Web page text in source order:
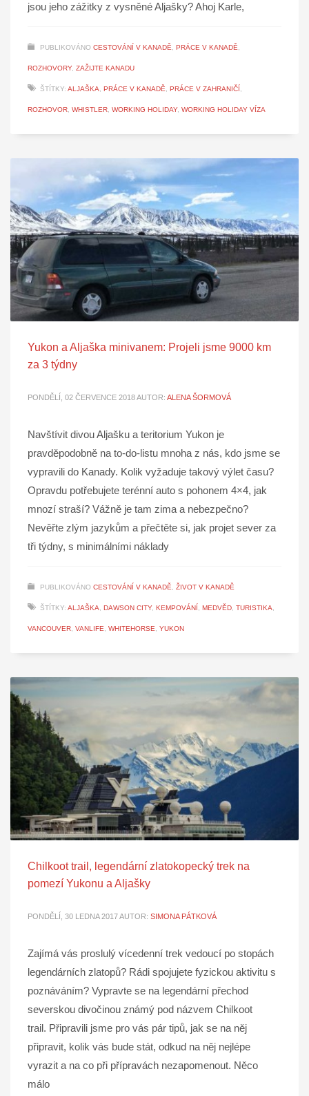
jsou jeho zážitky z vysněné Aljašky? Ahoj Karle,
PUBLIKOVÁNO CESTOVÁNÍ V KANADĚ, PRÁCE V KANADĚ,
ROZHOVORY, ZAŽIJTE KANADU
ŠTÍTKY: ALJAŠKA, PRÁCE V KANADĚ, PRÁCE V ZAHRANIČÍ,
ROZHOVOR, WHISTLER, WORKING HOLIDAY, WORKING HOLIDAY VÍZA
Yukon a Aljaška minivanem: Projeli jsme 9000 km
za 3 týdny
PONDĚLÍ, 02 ČERVENCE 2018AUTOR: ALENA ŠORMOVÁ
Navštívit divou Aljašku a teritorium Yukon je
pravděpodobně na to-do-listu mnoha z nás, kdo jsme se
vypravili do Kanady. Kolik vyžaduje takový výlet času?
Opravdu potřebujete terénní auto s pohonem 4×4, jak
mnozí straší? Vážně je tam zima a nebezpečno?
Nevěřte zlým jazykům a přečtěte si, jak projet sever za
tři týdny, s minimálními náklady
PUBLIKOVÁNO CESTOVÁNÍ V KANADĚ, ŽIVOT V KANADĚ
ŠTÍTKY: ALJAŠKA, DAWSON CITY, KEMPOVÁNÍ, MEDVĚD, TURISTIKA,
VANCOUVER, VANLIFE, WHITEHORSE, YUKON
Chilkoot trail, legendární zlatokopecký trek na
pomezí Yukonu a Aljašky
PONDĚLÍ, 30 LEDNA 2017AUTOR: SIMONA PÁTKOVÁ
Zajímá vás proslulý vícedenní trek vedoucí po stopách
legendárních zlatopů? Rádi spojujete fyzickou aktivitu s
poznáváním? Vypravte se na legendární přechod
severskou divočinou známý pod názvem Chilkoot
trail. Připravili jsme pro vás pár tipů, jak se na něj
připravit, kolik vás bude stát, odkud na něj nejlépe
vyrazit a na co při přípravách nezapomenout. Něco
málo